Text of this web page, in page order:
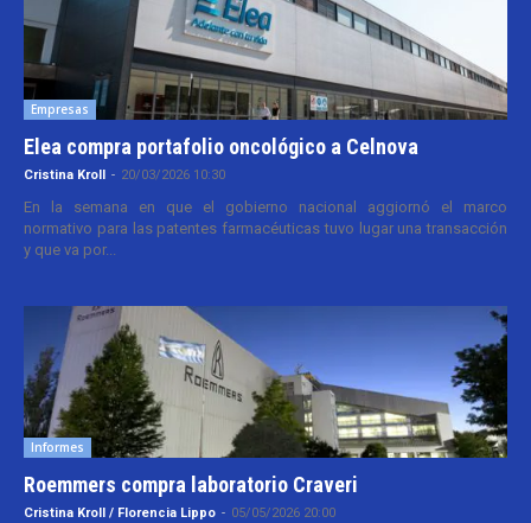
Empresas
Elea compra portafolio oncológico a Celnova
Cristina Kroll - 20/03/2026 10:30
En la semana en que el gobierno nacional aggiornó el marco
normativo para las patentes farmacéuticas tuvo lugar una transacción
y que va por...
Informes
Roemmers compra laboratorio Craveri
Cristina Kroll / Florencia Lippo - 05/05/2026 20:00